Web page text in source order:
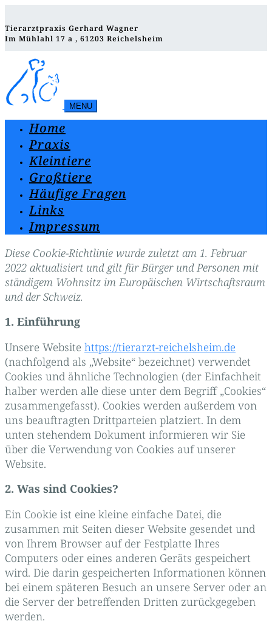
Tierarztpraxis Gerhard Wagner
Im Mühlahl 17 a , 61203 Reichelsheim
MENU
Home
Praxis
Kleintiere
Großtiere
Häufige Fragen
Links
Impressum
Diese Cookie-Richtlinie wurde zuletzt am 1. Februar
2022 aktualisiert und gilt für Bürger und Personen mit
ständigem Wohnsitz im Europäischen Wirtschaftsraum
und der Schweiz.
1. Einführung
Unsere Website https://tierarzt-reichelsheim.de
(nachfolgend als „Website“ bezeichnet) verwendet
Cookies und ähnliche Technologien (der Einfachheit
halber werden alle diese unter dem Begriff „Cookies“
zusammengefasst). Cookies werden außerdem von
uns beauftragten Drittparteien platziert. In dem
unten stehendem Dokument informieren wir Sie
über die Verwendung von Cookies auf unserer
Website.
2. Was sind Cookies?
Ein Cookie ist eine kleine einfache Datei, die
zusammen mit Seiten dieser Website gesendet und
von Ihrem Browser auf der Festplatte Ihres
Computers oder eines anderen Geräts gespeichert
wird. Die darin gespeicherten Informationen können
bei einem späteren Besuch an unsere Server oder an
die Server der betreffenden Dritten zurückgegeben
werden.